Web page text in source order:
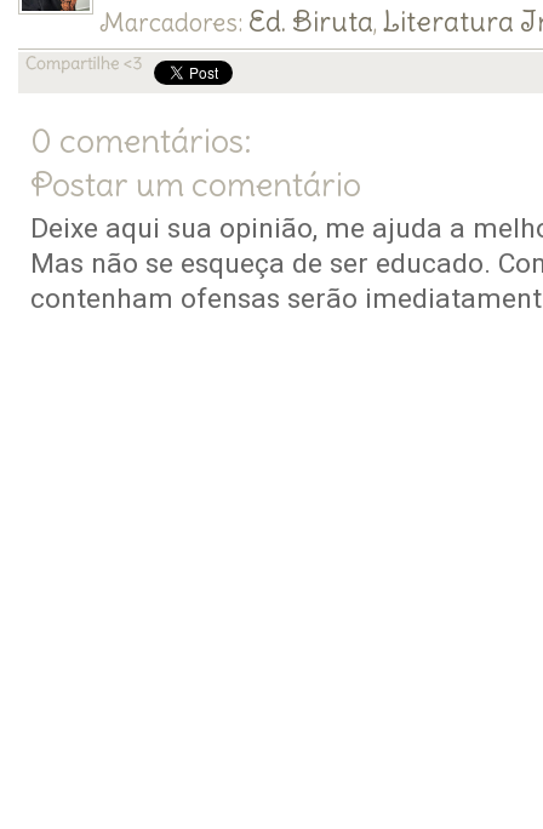
Marcadores: Ed. Biruta,Literatura
0 comentários:
Postar um comentário
Deixe aqui sua opinião, me ajuda a
Mas não se esqueça de ser educado.
contenham ofensas serão